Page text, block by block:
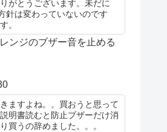
がとうございます。未だに
針は変わっていないのです
。
ンジのブザー音を止める
ますよね。。買おうと思って
明書読むと防止ブザーだけ消
買うの辞めました。。。